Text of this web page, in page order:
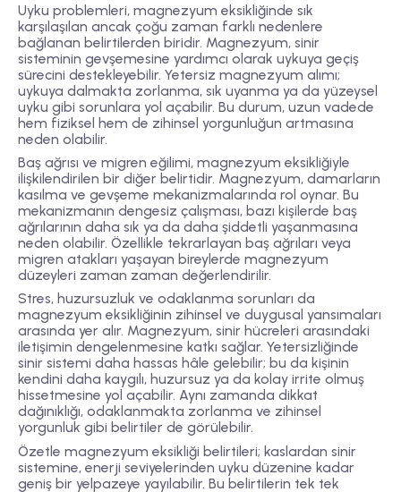
Uyku problemleri, magnezyum eksikliğinde sık
karşılaşılan ancak çoğu zaman farklı nedenlere
bağlanan belirtilerden biridir. Magnezyum, sinir
sisteminin gevşemesine yardımcı olarak uykuya geçiş
sürecini destekleyebilir. Yetersiz magnezyum alımı;
uykuya dalmakta zorlanma, sık uyanma ya da yüzeysel
uyku gibi sorunlara yol açabilir. Bu durum, uzun vadede
hem fiziksel hem de zihinsel yorgunluğun artmasına
neden olabilir.
Baş ağrısı ve migren eğilimi, magnezyum eksikliğiyle
ilişkilendirilen bir diğer belirtidir. Magnezyum, damarların
kasılma ve gevşeme mekanizmalarında rol oynar. Bu
mekanizmanın dengesiz çalışması, bazı kişilerde baş
ağrılarının daha sık ya da daha şiddetli yaşanmasına
neden olabilir. Özellikle tekrarlayan baş ağrıları veya
migren atakları yaşayan bireylerde magnezyum
düzeyleri zaman zaman değerlendirilir.
Stres, huzursuzluk ve odaklanma sorunları da
magnezyum eksikliğinin zihinsel ve duygusal yansımaları
arasında yer alır. Magnezyum, sinir hücreleri arasındaki
iletişimin dengelenmesine katkı sağlar. Yetersizliğinde
sinir sistemi daha hassas hâle gelebilir; bu da kişinin
kendini daha kaygılı, huzursuz ya da kolay irrite olmuş
hissetmesine yol açabilir. Aynı zamanda dikkat
dağınıklığı, odaklanmakta zorlanma ve zihinsel
yorgunluk gibi belirtiler de görülebilir.
Özetle magnezyum eksikliği belirtileri; kaslardan sinir
sistemine, enerji seviyelerinden uyku düzenine kadar
geniş bir yelpazeye yayılabilir. Bu belirtilerin tek tek